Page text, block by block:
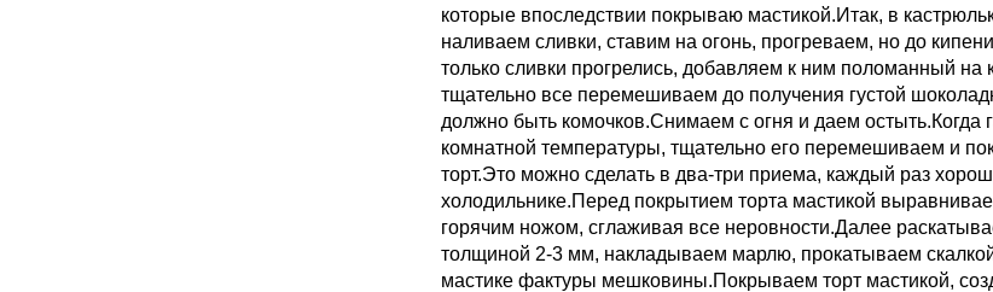
которые впоследствии покрываю мастикой.Итак, в
наливаем сливки, ставим на огонь, прогреваем, но до
только сливки прогрелись, добавляем к ним поломанный на
тщательно все перемешиваем до получения густой
должно быть комочков.Снимаем с огня и даем остыть.Когда
комнатной температуры, тщательно его перемешиваем и
торт.Это можно сделать в два-три приема, каждый раз
холодильнике.Перед покрытием торта мастикой
горячим ножом, сглаживая все неровности.Далее
толщиной 2-3 мм, накладываем марлю, прокатываем
мастике фактуры мешковины.Покрываем торт мастикой,